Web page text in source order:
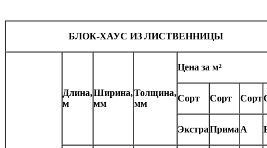
БЛОК-ХАУС ИЗ ЛИСТВЕННИЦЫ
Длина,
м
Ширина,
мм
Толщина,
мм
Цена за м²
Сорт Сорт Сорт
ЭкстраПрима А